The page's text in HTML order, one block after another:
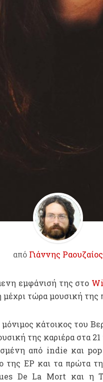
από Γιάννης Ραουζαίος
εμφάνισή της στο
τώρα μουσική της
κάτοικος του
της καριέρα στα
από indie και
της EP και τα πρώτα
De La Mort και η